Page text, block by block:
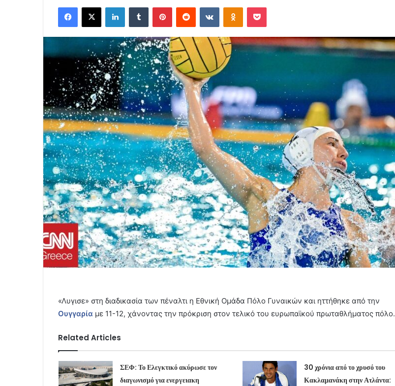
email
Facebook
X LinkedInTumblr PinterestReddit VKontakteOdnoklassniki
Pocket
«Λυγισε» στη διαδικασία των πέναλτι η Εθνική Ομάδα Πόλο Γυναικών και ηττήθηκε από την
Ουγγαρία με 11-12, χάνοντας την πρόκριση στον τελικό του ευρωπαϊκού πρωταθλήματος πόλο.
Related Articles
ΣΕΦ: Το Ελεγκτικό ακύρωσε τον
διαγωνισμό για ενεργειακη
30 χρόνια από το χρυσό του
Κακλαμανάκη στην Ατλάντα: